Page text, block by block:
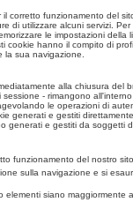
corretto funzionamento del
di utilizzare alcuni servizi.
le impostazioni della
cookie hanno il compito di
sua navigazione.
alla chiusura del
- rimangono
le operazioni di
generati e gestiti
generati e gestiti da soggetti
funzionamento del nostro
sulla navigazione e si
elementi siano